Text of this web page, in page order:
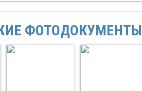
ФОТОДОКУМЕНТЫ